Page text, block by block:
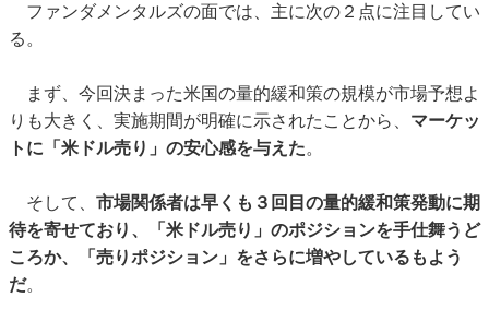
ファンダメンタルズの面では、主に次の２点に注目してい
る。
まず、今回決まった米国の量的緩和策の規模が市場予想よ
りも大きく、実施期間が明確に示されたことから、 マーケッ
トに「米ドル売り」の安心感を与えた。
そして、 市場関係者は早くも３回目の量的緩和策発動に期
待を寄せており、「米ドル売り」のポジションを手仕舞うど
ころか、「売りポジション」をさらに増やしているもよう
だ。